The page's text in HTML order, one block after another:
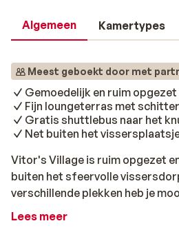
Algemeen Kamertypes
Meest geboekt door met
Gemoedelijk en ruim
Fijn loungeterras met
Gratis shuttlebus naar het
Net buiten het
Vitor's Village is ruim opgezet
buiten het sfeervolle
verschillende plekken heb je
Met het gratis shuttlebusje ben
Lees meer